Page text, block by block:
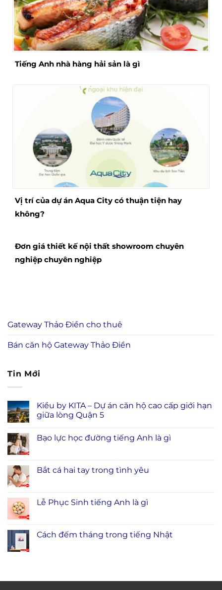
Tiếng Anh nhà hàng hải sản là gì
Vị trí của dự án Aqua City có thuận tiện hay
không?
Đơn giá thiết kế nội thất showroom chuyên
nghiệp chuyên nghiệp
Gateway Thảo Điền cho thuê
Bán căn hộ Gateway Thảo Điền
Tin Mới
Kiều by KITA – Dự án căn hộ cao cấp giới hạn
giữa lòng Quận 5
Bạo lực học đường tiếng Anh là gì
Bắt cá hai tay trong tình yêu
Lễ Phục Sinh tiếng Anh là gì
Cách đếm tháng trong tiếng Nhật